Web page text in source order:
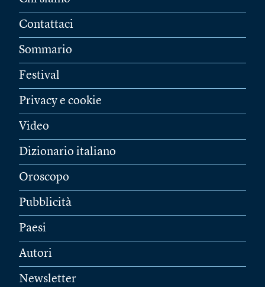
Contattaci
Sommario
Festival
Privacy e cookie
Video
Dizionario italiano
Oroscopo
Pubblicità
Paesi
Autori
Newsletter